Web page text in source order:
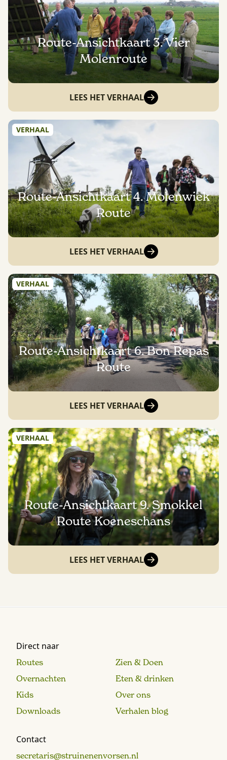
Route-Ansichtkaart 3. Vier
Molenroute
LEES HET VERHAAL
VERHAAL
Route-Ansichtkaart 4. Molenwiek
Route
LEES HET VERHAAL
VERHAAL
Route-Ansichtkaart 6. Bon Repas
Route
LEES HET VERHAAL
VERHAAL
Route-Ansichtkaart 9. Smokkel
Route Koeneschans
LEES HET VERHAAL
Direct naar
Routes
Zien & Doen
Overnachten
Eten & drinken
Kids
Over ons
Downloads
Verhalen blog
Contact
secretaris@struinenenvorsen.nl